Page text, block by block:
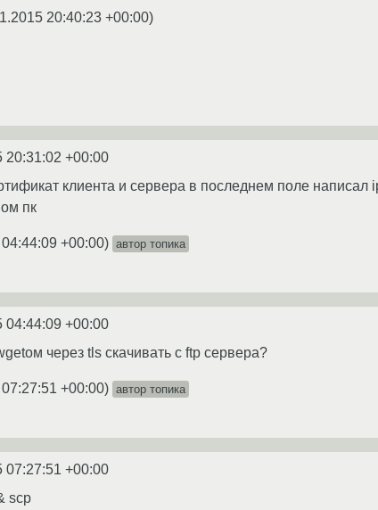
20:40:23 +00:00)
20:31:02 +00:00
клиента и сервера в последнем поле написал
пк
+00:00) автор топика
04:44:09 +00:00
через tls скачивать с ftp сервера?
+00:00) автор топика
07:27:51 +00:00
scp